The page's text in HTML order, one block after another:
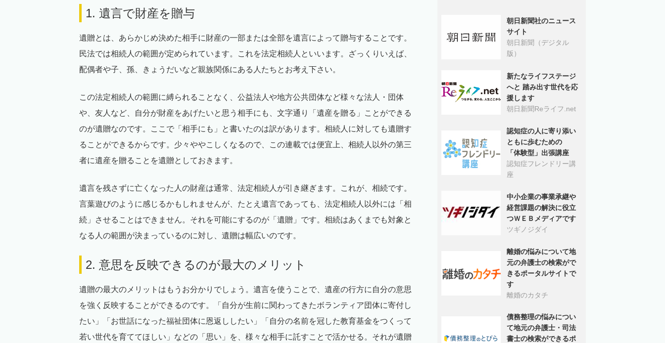
1. 遺言で財産を贈与
遺贈とは、あらかじめ決めた相手に財産の一部または全部を遺言によって贈与することです。
民法では相続人の範囲が定められています。これを法定相続人といいます。ざっくりいえば、
配偶者や子、孫、きょうだいなど親族関係にある人たちとお考え下さい。
この法定相続人の範囲に縛られることなく、公益法人や地方公共団体など様々な法人・団体
や、友人など、自分が財産をあげたいと思う相手にも、文字通り「遺産を贈る」ことができる
のが遺贈なのです。ここで「相手にも」と書いたのは訳があります。相続人に対しても遺贈す
ることができるからです。少々ややこしくなるので、この連載では便宜上、相続人以外の第三
者に遺産を贈ることを遺贈としておきます。
遺言を残さずに亡くなった人の財産は通常、法定相続人が引き継ぎます。これが、相続です。
言葉遊びのように感じるかもしれませんが、たとえ遺言であっても、法定相続人以外には「相
続」させることはできません。それを可能にするのが「遺贈」です。相続はあくまでも対象と
なる人の範囲が決まっているのに対し、遺贈は幅広いのです。
2. 意思を反映できるのが最大のメリット
遺贈の最大のメリットはもうお分かりでしょう。遺言を使うことで、遺産の行方に自分の意思
を強く反映することができるのです。「自分が生前に関わってきたボランティア団体に寄付し
たい」「お世話になった福祉団体に恩返ししたい」「自分の名前を冠した教育基金をつくって
若い世代を育ててほしい」などの「思い」を、様々な相手に託すことで活かせる。それが遺贈
朝日新聞社のニュース
サイト
朝日新聞（デジタル
版）
新たなライフステージ
へと 踏み出す世代を応
援します
朝日新聞Reライフ.net
認知症の人に寄り添い
ともに歩むための
「体験型」出張講座
認知症フレンドリー講
座
中小企業の事業承継や
経営課題の解決に役立
つＷＥＢメディアです
ツギノジダイ
離婚の悩みについて地
元の弁護士の検索がで
きるポータルサイトで
す
離婚のカタチ
債務整理の悩みについ
て地元の弁護士・司法
書士の検索ができるポ